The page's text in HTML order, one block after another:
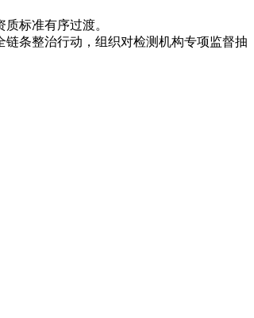
标准有序过渡。
条整治行动，组织对检测机构专项监督抽